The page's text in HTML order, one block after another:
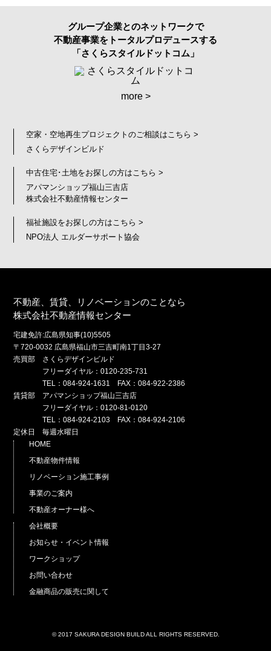
グループ企業とのネットワークで
不動産事業をトータルプロデュースする
「さくらスタイルドットコム」
more >
空家・空地再生プロジェクトのご相談はこちら >
さくらデザインビルド
中古住宅･土地をお探しの方はこちら >
アパマンショップ福山三吉店
株式会社不動産情報センター
福祉施設をお探しの方はこちら >
NPO法人 エルダーサポート協会
不動産、賃貸、リノベーションのことなら
株式会社不動産情報センター
宅建免許:広島県知事(10)5505
〒720-0032 広島県福山市三吉町南1丁目3-27
売買部 さくらデザインビルド
フリーダイヤル：0120-235-731
TEL：084-924-1631 FAX：084-922-2386
賃貸部 アパマンショップ福山三吉店
フリーダイヤル：0120-81-0120
TEL：084-924-2103 FAX：084-924-2106
定休日 毎週水曜日
HOME
不動産物件情報
リノベーション施工事例
事業のご案内
不動産オーナー様へ
会社概要
お知らせ・イベント情報
ワークショップ
お問い合わせ
金融商品の販売に関して
© 2017 SAKURA DESIGN BUILD ALL RIGHTS RESERVED.